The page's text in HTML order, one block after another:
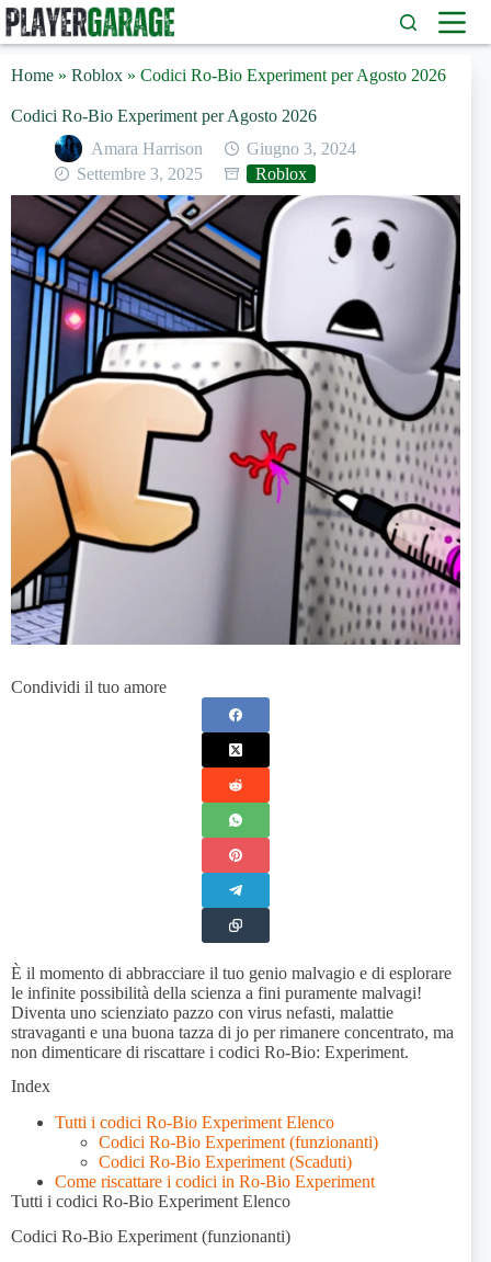
Salta
al
contenuto
Home » Roblox » Codici Ro-Bio Experiment per Agosto 2026
Codici Ro-Bio Experiment per Agosto 2026
Amara Harrison
Giugno 3, 2024
Settembre 3, 2025
Roblox
Condividi il tuo amore
È il momento di abbracciare il tuo genio malvagio e di esplorare
le infinite possibilità della scienza a fini puramente malvagi!
Diventa uno scienziato pazzo con virus nefasti, malattie
stravaganti e una buona tazza di jo per rimanere concentrato, ma
non dimenticare di riscattare i codici Ro-Bio: Experiment.
Index
Tutti i codici Ro-Bio Experiment Elenco
Codici Ro-Bio Experiment (funzionanti)
Codici Ro-Bio Experiment (Scaduti)
Come riscattare i codici in Ro-Bio Experiment
Tutti i codici Ro-Bio Experiment Elenco
Codici Ro-Bio Experiment (funzionanti)